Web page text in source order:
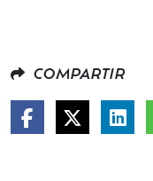
COMPARTIR